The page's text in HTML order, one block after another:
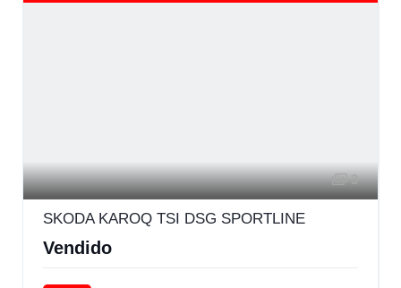
3
SKODA KAROQ TSI DSG SPORTLINE
Vendido